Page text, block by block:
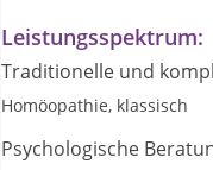
Leistungsspektrum:
Traditionelle und
Homöopathie, klassisch
Psychologische